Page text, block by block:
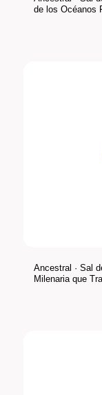
de los Océanos
Ancestral · Sal
Milenaria que